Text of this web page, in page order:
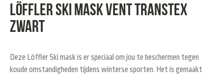
Löffler Ski mask vent transtex
zwart
Deze Löffler Ski mask is er speciaal om jou te beschermen tegen
koude omstandigheden tijdens winterse sporten. Het is gemaakt